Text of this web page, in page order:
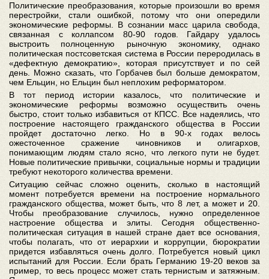
Политические преобразования, которые произошли во время
перестройки, стали ошибкой, потому что они опередили
экономические реформы. В сознании масс царила свобода,
связанная с коллапсом 80-90 годов. Гайдару удалось
выстроить полноценную рыночную экономику, однако
политическая постсоветская система в России переродилась в
«дефектную демократию», которая присутствует и по сей
день. Можно сказать, что Горбачев был больше демократом,
чем Ельцин, но Ельцин был неплохим реформатором.
В тот период истории казалось, что политические и
экономические реформы возможно осуществить очень
быстро, стоит только избавиться от КПСС. Все надеялись, что
построение настоящего гражданского общества в России
пройдет достаточно легко. Но в 90-х годах велось
ожесточенное сражение чиновников и олигархов,
понимающим людям стало ясно, что легкого пути не будет.
Новые политические привычки, социальные нормы и традиции
требуют некоторого количества времени.
Ситуацию сейчас сложно оценить, сколько в настоящий
момент потребуется времени на построение нормального
гражданского общества, может быть, что 8 лет, а может и 20.
Чтобы преобразование случилось, нужно определенное
настроение общества и элиты. Сегодня общественно-
политическая ситуация в нашей стране дает все основания,
чтобы полагать, что от иерархии и коррупции, бюрократии
придется избавляться очень долго. Потребуется новый цикл
испытаний для России. Если брать Германию 19-20 веков за
пример, то весь процесс может стать тернистым и затяжным.